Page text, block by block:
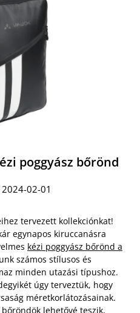
poggyász bőrönd
02-01
tervezett kollekciónkat!
egynapos kiruccanásra
kézi poggyász bőrönd a
számos stílusos és
minden utazási típushoz.
úgy terveztük, hogy
méretkorlátozásainak.
lehetővé teszik,